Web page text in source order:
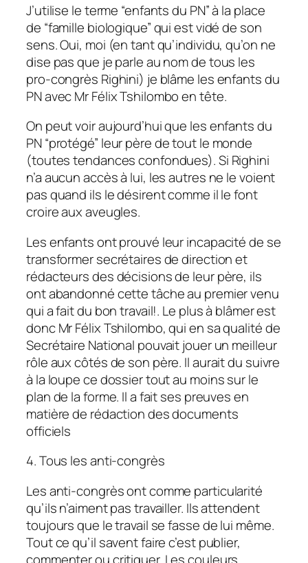
J’utilise le terme “enfants du PN” à la place
de “famille biologique” qui est vidé de son
sens. Oui, moi (en tant qu’individu, qu’on ne
dise pas que je parle au nom de tous les
pro-congrès Righini) je blâme les enfants du
PN avec Mr Félix Tshilombo en tête.
On peut voir aujourd’hui que les enfants du
PN “protégé” leur père de tout le monde
(toutes tendances confondues). Si Righini
n’a aucun accès à lui, les autres ne le voient
pas quand ils le désirent comme il le font
croire aux aveugles.
Les enfants ont prouvé leur incapacité de se
transformer secrétaires de direction et
rédacteurs des décisions de leur père, ils
ont abandonné cette tâche au premier venu
qui a fait du bon travail!. Le plus à blâmer est
donc Mr Félix Tshilombo, qui en sa qualité de
Secrétaire National pouvait jouer un meilleur
rôle aux côtés de son père. Il aurait du suivre
à la loupe ce dossier tout au moins sur le
plan de la forme. Il a fait ses preuves en
matière de rédaction des documents
officiels
4. Tous les anti-congrès
Les anti-congrès ont comme particularité
qu’ils n’aiment pas travailler. Ils attendent
toujours que le travail se fasse de lui même.
Tout ce qu’il savent faire c’est publier,
commenter ou critiquer. Les couleurs